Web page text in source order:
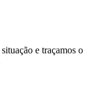
e traçamos o